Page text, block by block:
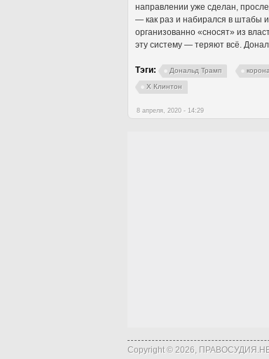
направлении уже сделан,
— как раз и набирался в штабы
организованно «сносят» из
эту систему — теряют всё.
Тэги: Дональд Трамп
Х Клинтон
8 апреля, 2020 - 14:29
Copyright © 2026,